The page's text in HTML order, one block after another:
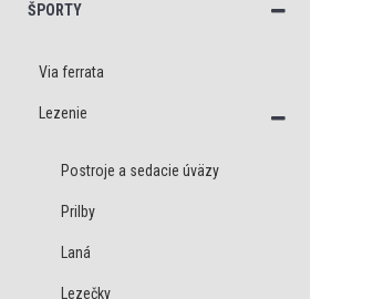
ŠPORTY
Via ferrata
Lezenie
Postroje a sedacie úväzy
Prilby
Laná
Lezečky